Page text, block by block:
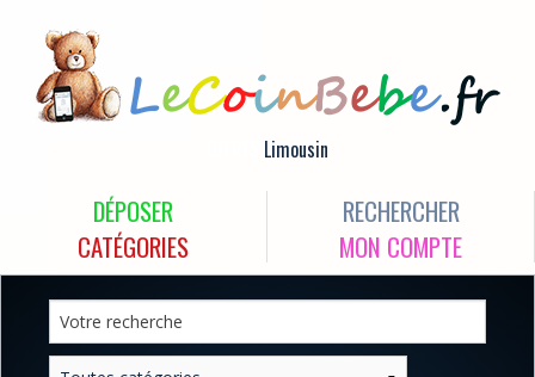
Limousin
DÉPOSER
RECHERCHER
CATÉGORIES
MON COMPTE